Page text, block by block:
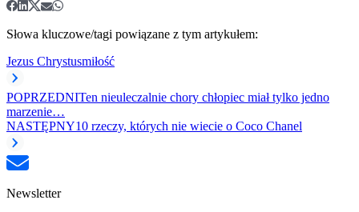
Słowa kluczowe/tagi powiązane z tym artykułem:
Jezus Chrystusmiłość
POPRZEDNITen nieuleczalnie chory chłopiec miał tylko jedno
marzenie…
NASTĘPNY10 rzeczy, których nie wiecie o Coco Chanel
Newsletter